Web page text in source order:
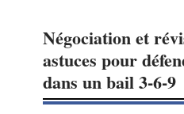
Négociation et
astuces pour
dans un bail 3-6-9